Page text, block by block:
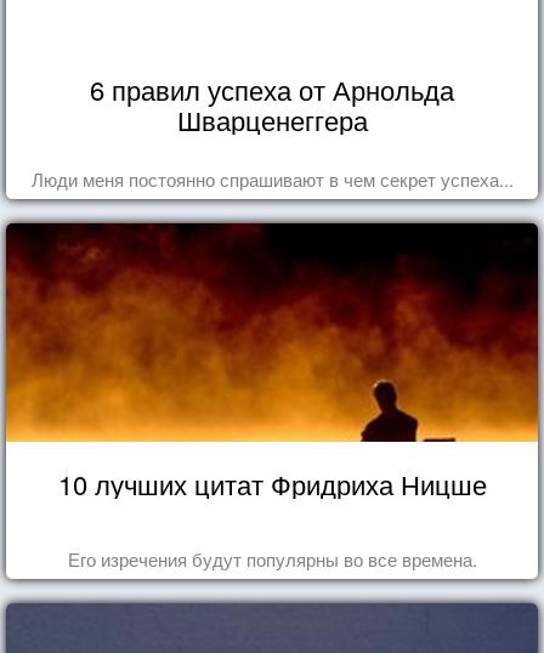
6 правил успеха от Арнольда
Шварценеггера
Люди меня постоянно спрашивают в чем секрет успеха...
10 лучших цитат Фридриха Ницше
Его изречения будут популярны во все времена.